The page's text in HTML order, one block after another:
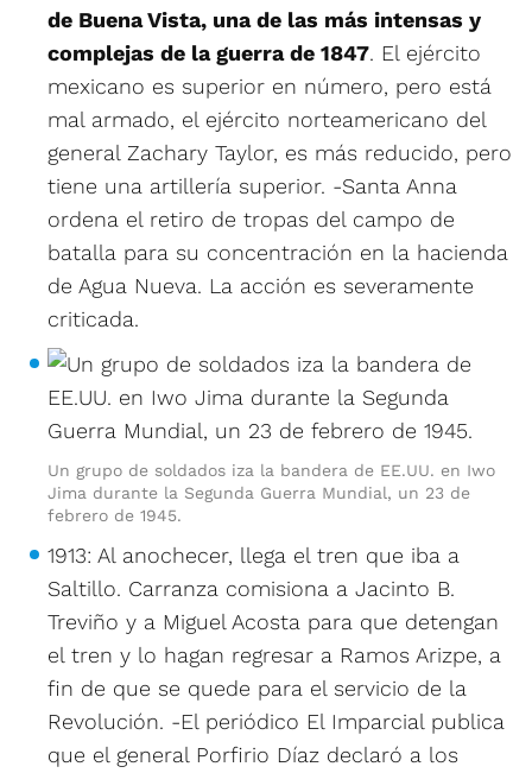
de Buena Vista, una de las más intensas y
complejas de la guerra de 1847. El ejército
mexicano es superior en número, pero está
mal armado, el ejército norteamericano del
general Zachary Taylor, es más reducido, pero
tiene una artillería superior. -Santa Anna
ordena el retiro de tropas del campo de
batalla para su concentración en la hacienda
de Agua Nueva. La acción es severamente
criticada.
Un grupo de soldados iza la bandera de EE.UU. en Iwo
Jima durante la Segunda Guerra Mundial, un 23 de
febrero de 1945.
1913: Al anochecer, llega el tren que iba a
Saltillo. Carranza comisiona a Jacinto B.
Treviño y a Miguel Acosta para que detengan
el tren y lo hagan regresar a Ramos Arizpe, a
fin de que se quede para el servicio de la
Revolución. -El periódico El Imparcial publica
que el general Porfirio Díaz declaró a los